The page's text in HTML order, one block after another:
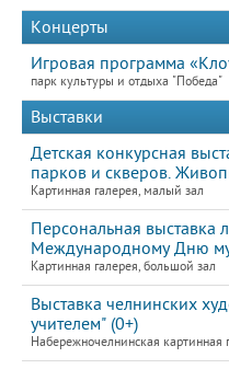
Концерты
Игровая программа
парк культуры и отдыха "Победа"
Выставки
Детская конкурсная
парков и скверов.
Картинная галерея, малый зал
Персональная выставка
Международному Дню
Картинная галерея, большой зал
Выставка челнинских
учителем" (0+)
Набережночелнинская